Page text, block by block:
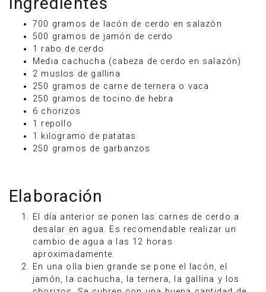
700 gramos de lacón de cerdo en salazón
500 gramos de jamón de cerdo
1 rabo de cerdo
Media cachucha (cabeza de cerdo en salazón)
2 muslos de gallina
250 gramos de carne de ternera o vaca
250 gramos de tocino de hebra
6 chorizos
1 repollo
1 kilogramo de patatas
250 gramos de garbanzos
Elaboración
El día anterior se ponen las carnes de cerdo a
desalar en agua. Es recomendable realizar un
cambio de agua a las 12 horas
aproximadamente.
En una olla bien grande se pone el lacón, el
jamón, la cachucha, la ternera, la gallina y los